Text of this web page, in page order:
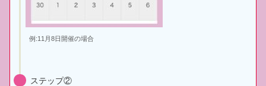
例:11月8日開催の場合
ステップ②